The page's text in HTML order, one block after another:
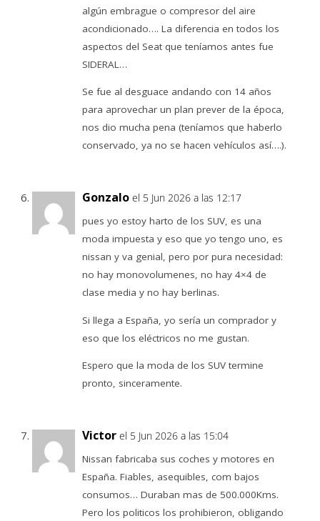
algún embrague o compresor del aire
acondicionado…. La diferencia en todos los
aspectos del Seat que teníamos antes fue
SIDERAL…
Se fue al desguace andando con 14 años
para aprovechar un plan prever de la época,
nos dio mucha pena (teníamos que haberlo
conservado, ya no se hacen vehículos así….).
Gonzalo el 5 Jun 2026 a las 12:17
pues yo estoy harto de los SUV, es una
moda impuesta y eso que yo tengo uno, es
nissan y va genial, pero por pura necesidad:
no hay monovolumenes, no hay 4×4 de
clase media y no hay berlinas.
Si llega a España, yo sería un comprador y
eso que los eléctricos no me gustan.
Espero que la moda de los SUV termine
pronto, sinceramente.
Victor el 5 Jun 2026 a las 15:04
Nissan fabricaba sus coches y motores en
España. Fiables, asequibles, com bajos
consumos… Duraban mas de 500.000Kms.
Pero los politicos los prohibieron, obligando